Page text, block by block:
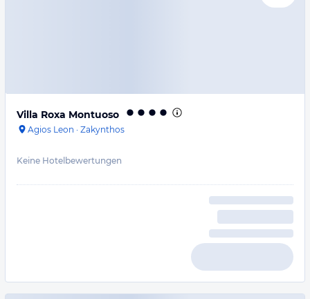
Villa Roxa Montuoso
Agios Leon · Zakynthos
Keine Hotelbewertungen